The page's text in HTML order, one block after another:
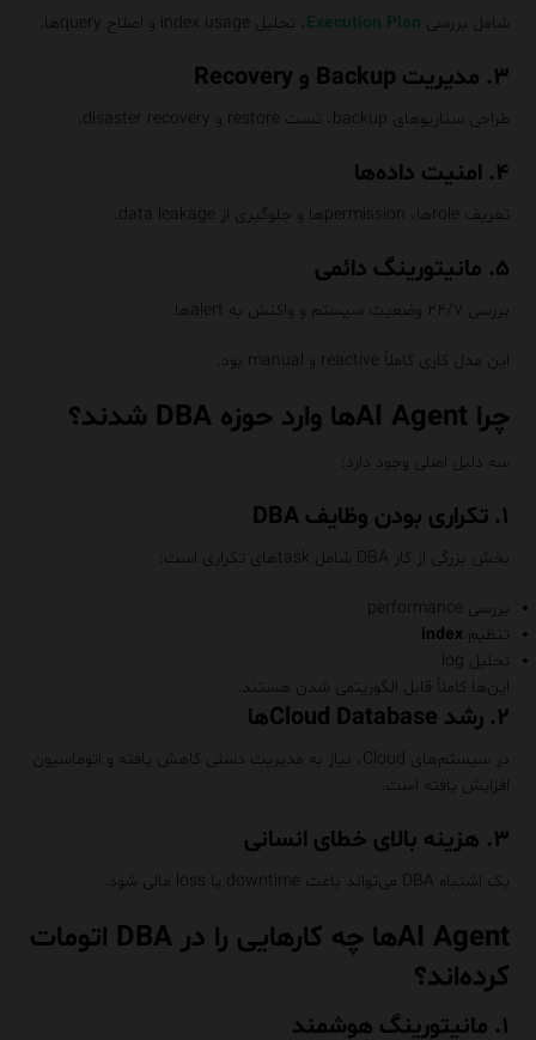
شامل بررسی Execution Plan، تحلیل index usage و اصلاح queryها.
۳. مدیریت Backup و Recovery
طراحی سناریوهای backup، تست restore و disaster recovery.
۴. امنیت داده‌ها
تعریف roleها، permissionها و جلوگیری از data leakage.
۵. مانیتورینگ دائمی
بررسی ۲۴/۷ وضعیت سیستم و واکنش به alertها.
این مدل کاری کاملاً reactive و manual بود.
چرا AI Agentها وارد حوزه DBA شدند؟
سه دلیل اصلی وجود دارد:
۱. تکراری بودن وظایف DBA
بخش بزرگی از کار DBA شامل taskهای تکراری است:
بررسی performance
تنظیمindex
تحلیل log
این‌ها کاملاً قابل الگوریتمی شدن هستند.
۲. رشد Cloud Databaseها
در سیستم‌های Cloud، نیاز به مدیریت دستی کاهش یافته و اتوماسیون
افزایش یافته است.
۳. هزینه بالای خطای انسانی
یک اشتباه DBA می‌تواند باعث downtime یا loss مالی شود.
AI Agentها چه کارهایی را در DBA اتومات
کرده‌اند؟
۱. مانیتورینگ هوشمند